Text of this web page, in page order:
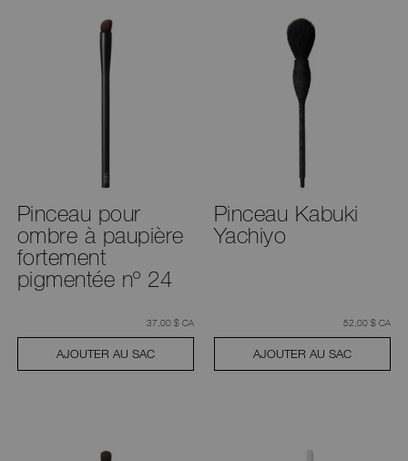
Pinceau pour
ombre à paupière
fortement
pigmentée nº 24
était
37,00 $ CA
AJOUTER AU SAC
Pinceau Kabuki
Yachiyo
était
52,00 $ CA
AJOUTER AU SAC